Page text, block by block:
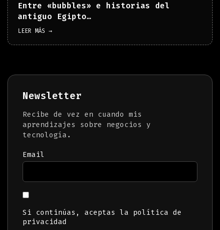
Entre «bubbles» e historias del
antiguo Egipto…
LEER MÁS →
Newsletter
Recibe de vez en cuando mis
aprendizajes sobre negocios y
tecnología.
Email
Si continúas, aceptas la política de
privacidad